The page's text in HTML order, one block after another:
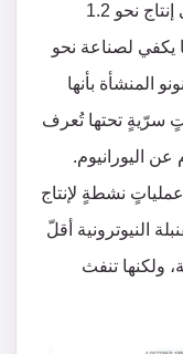
أوضح أن منشأة ديمونا كانت قادرةً على إنتاج نحو 1.2
يكفي لصناعة نحو
المنشأة بأنها
سرّيةٍ تحتها تُعرف
عن اليورانيوم.
نشطةٍ لإنتاج
النيوترونية أقلّ
ولكنها تنفث